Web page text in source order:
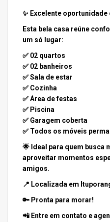
✨ Excelente
Esta bela casa reúne
um só lugar:
✅ 02 quartos
✅ 02 banheiros
✅ Sala de estar
✅ Cozinha
✅ Área de festas
✅ Piscina
✅ Garagem coberta
✅ Todos os móveis
🌟 Ideal para quem busca
aproveitar momentos
amigos.
📍 Localizada em
🔑 Pronta para morar!
📲 Entre em contato e